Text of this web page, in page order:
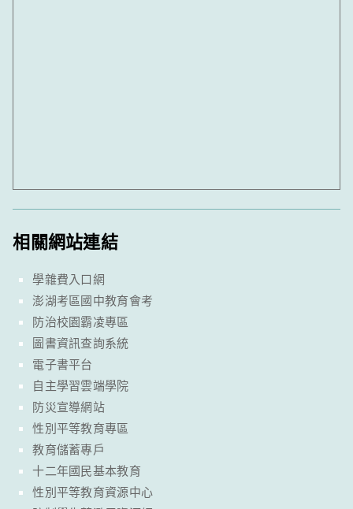
相關網站連結
學雜費入口網
澎湖考區國中教育會考
防治校園霸凌專區
圖書資訊查詢系統
電子書平台
自主學習雲端學院
防災宣導網站
性別平等教育專區
教育儲蓄專戶
十二年國民基本教育
性別平等教育資源中心